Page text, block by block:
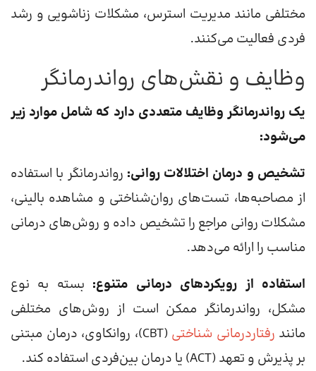
مختلفی مانند مدیریت استرس، مشکلات زناشویی و رشد
فردی فعالیت می‌کنند.
وظایف و نقش‌های رواندرمانگر
یک رواندرمانگر وظایف متعددی دارد که شامل موارد زیر
می‌شود:
تشخیص و درمان اختلالات روانی: رواندرمانگر با استفاده
از مصاحبه‌ها، تست‌های روان‌شناختی و مشاهده بالینی،
مشکلات روانی مراجع را تشخیص داده و روش‌های درمانی
مناسب را ارائه می‌دهد.
استفاده از رویکردهای درمانی متنوع: بسته به نوع
مشکل، رواندرمانگر ممکن است از روش‌های مختلفی
مانند رفتاردرمانی شناختی
(CBT)، روانکاوی، درمان مبتنی
بر پذیرش و تعهد (ACT) یا درمان بین‌فردی استفاده کند.